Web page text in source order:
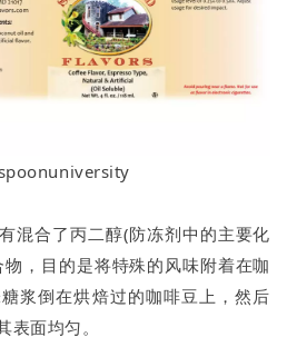
混合了丙二醇(防冻剂中的主要化
，目的是将特殊的风味附着在咖
浆倒在烘焙过的咖啡豆上，然后
面均匀。